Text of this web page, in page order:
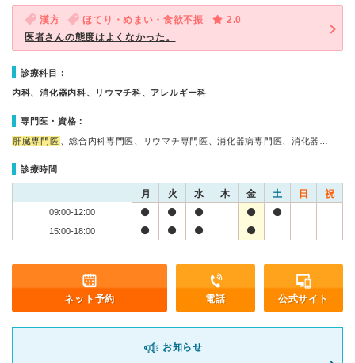
漢方 ほてり・めまい・食欲不振
2.0
医者さんの態度はよくなかった。
診療科目：
内科、消化器内科、リウマチ科、アレルギー科
専門医・資格：
肝臓専門医 、総合内科専門医、リウマチ専門医、消化器病専門医、消化器…
診療時間
月 火 水 木 金 土 日 祝
09:00-12:00
15:00-18:00
ネット予約 電話 公式サイト
お知らせ